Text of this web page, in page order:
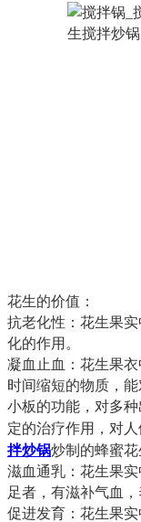
花生的价值：
抗老化性：花生果
化的作用。
凝血止血：花生果
时间缩短的物质，
小板的功能，对多
定的治疗作用，对
拌炒锅炒制的蜂蜜花
滋血通乳：花生果
足者，有滋补气血，
促进发育：花生果